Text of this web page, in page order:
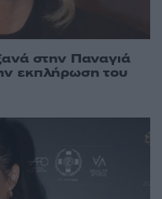
στην Παναγιά
εκπλήρωση του